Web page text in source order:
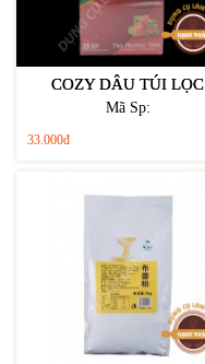
COZY DÂU TÚI LỌC
Mã Sp:
33.000đ